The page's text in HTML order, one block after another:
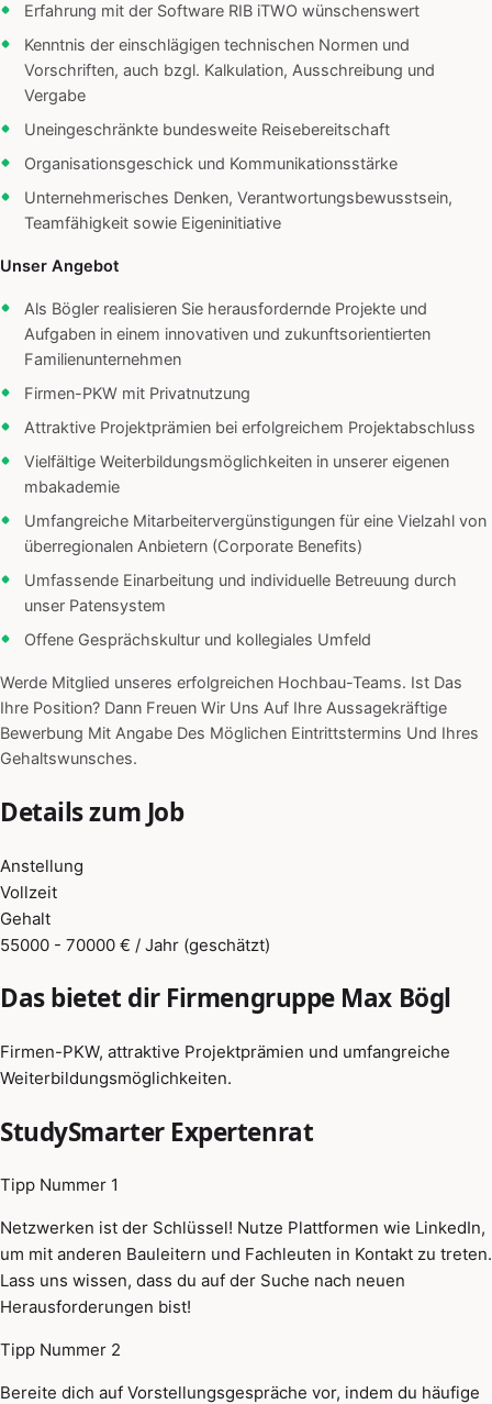
Erfahrung mit der Software RIB iTWO wünschenswert
Kenntnis der einschlägigen technischen Normen und
Vorschriften, auch bzgl. Kalkulation, Ausschreibung und
Vergabe
Uneingeschränkte bundesweite Reisebereitschaft
Organisationsgeschick und Kommunikationsstärke
Unternehmerisches Denken, Verantwortungsbewusstsein,
Teamfähigkeit sowie Eigeninitiative
Unser Angebot
Als Bögler realisieren Sie herausfordernde Projekte und
Aufgaben in einem innovativen und zukunftsorientierten
Familienunternehmen
Firmen-PKW mit Privatnutzung
Attraktive Projektprämien bei erfolgreichem Projektabschluss
Vielfältige Weiterbildungsmöglichkeiten in unserer eigenen
mbakademie
Umfangreiche Mitarbeitervergünstigungen für eine Vielzahl von
überregionalen Anbietern (Corporate Benefits)
Umfassende Einarbeitung und individuelle Betreuung durch
unser Patensystem
Offene Gesprächskultur und kollegiales Umfeld
Werde Mitglied unseres erfolgreichen Hochbau-Teams. Ist Das
Ihre Position? Dann Freuen Wir Uns Auf Ihre Aussagekräftige
Bewerbung Mit Angabe Des Möglichen Eintrittstermins Und Ihres
Gehaltswunsches.
Details zum Job
Anstellung
Vollzeit
Gehalt
55000 - 70000 € / Jahr (geschätzt)
Das bietet dir Firmengruppe Max Bögl
Firmen-PKW, attraktive Projektprämien und umfangreiche
Weiterbildungsmöglichkeiten.
StudySmarter Expertenrat
Tipp Nummer 1
Netzwerken ist der Schlüssel! Nutze Plattformen wie LinkedIn,
um mit anderen Bauleitern und Fachleuten in Kontakt zu treten.
Lass uns wissen, dass du auf der Suche nach neuen
Herausforderungen bist!
Tipp Nummer 2
Bereite dich auf Vorstellungsgespräche vor, indem du häufige